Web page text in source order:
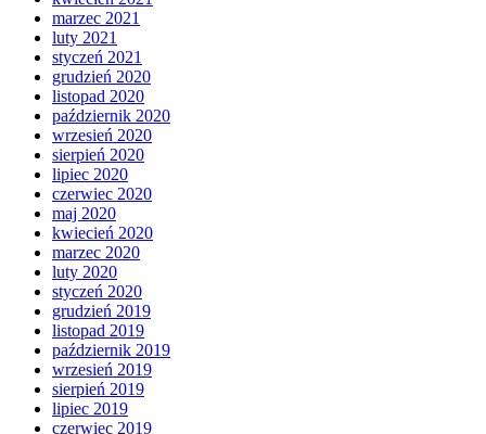
marzec 2021
luty 2021
styczeń 2021
grudzień 2020
listopad 2020
październik 2020
wrzesień 2020
sierpień 2020
lipiec 2020
czerwiec 2020
maj 2020
kwiecień 2020
marzec 2020
luty 2020
styczeń 2020
grudzień 2019
listopad 2019
październik 2019
wrzesień 2019
sierpień 2019
lipiec 2019
czerwiec 2019